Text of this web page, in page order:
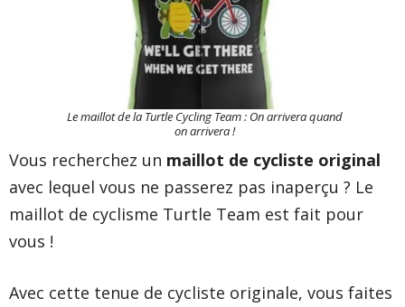
Le maillot de la Turtle Cycling Team : On arrivera quand
on arrivera !
Vous recherchez un maillot de cycliste original
avec lequel vous ne passerez pas inaperçu ? Le
maillot de cyclisme Turtle Team est fait pour
vous !
Avec cette tenue de cycliste originale, vous faites